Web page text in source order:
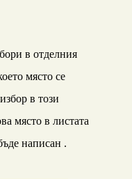
в отделния
място се
в този
място в листата
написан .